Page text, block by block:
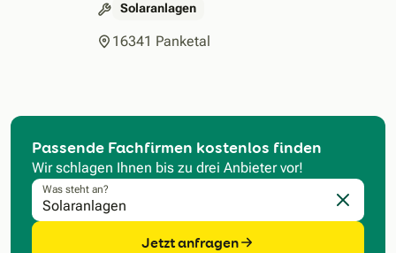
Solaranlagen
16341 Panketal
Passende Fachfirmen kostenlos finden
Wir schlagen Ihnen bis zu drei Anbieter vor!
Was steht an?
Eingabe
Jetzt anfragen